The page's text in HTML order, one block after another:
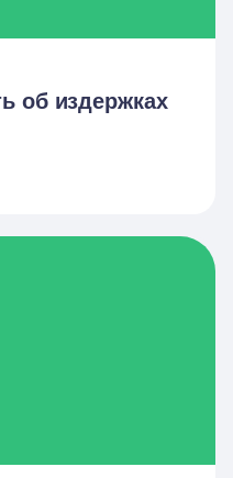
об издержках